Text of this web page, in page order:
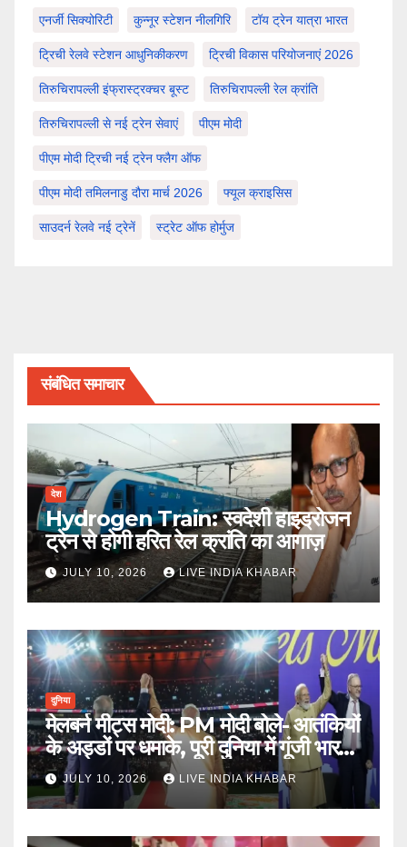
एनर्जी सिक्योरिटी कुन्नूर स्टेशन नीलगिरि टॉय ट्रेन यात्रा भारत
ट्रिची रेलवे स्टेशन आधुनिकीकरण ट्रिची विकास परियोजनाएं 2026
तिरुचिरापल्ली इंफ्रास्ट्रक्चर बूस्ट तिरुचिरापल्ली रेल क्रांति
तिरुचिरापल्ली से नई ट्रेन सेवाएं पीएम मोदी
पीएम मोदी ट्रिची नई ट्रेन फ्लैग ऑफ
पीएम मोदी तमिलनाडु दौरा मार्च 2026 फ्यूल क्राइसिस
साउदर्न रेलवे नई ट्रेनें स्ट्रेट ऑफ होर्मुज
संबंधित समाचार
देश
Hydrogen Train: स्वदेशी हाइड्रोजन
ट्रेन से होगी हरित रेल क्रांति का आगाज़
JULY 10, 2026 LIVE INDIA KHABAR
दुनिया
मेलबर्न मीट्स मोदी: PM मोदी बोले- आतंकियों
के अड्डों पर धमाके, पूरी दुनिया में गूंजी भारत
की ताकत
JULY 10, 2026 LIVE INDIA KHABAR